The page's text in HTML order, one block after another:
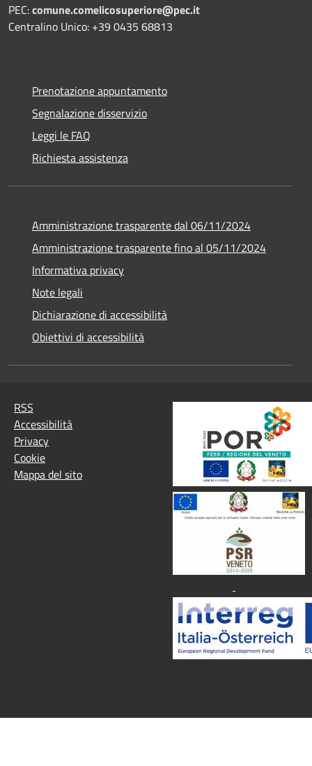
PEC:comune.comelicosuperiore@pec.it
Centralino Unico: +39 0435 68813
Prenotazione appuntamento
Segnalazione disservizio
Leggi le FAQ
Richiesta assistenza
Amministrazione trasparente dal 06/11/2024
Amministrazione trasparente fino al 05/11/2024
Informativa privacy
Note legali
Dichiarazione di accessibilità
Obiettivi di accessibilità
RSS
Accessibilità
Privacy
Cookie
Mappa del sito